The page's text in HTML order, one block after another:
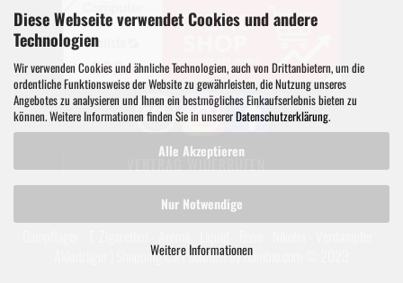
Diese Webseite verwendet Cookies und andere
Technologien
Wir verwenden Cookies und ähnliche Technologien, auch von Drittanbietern, um die
ordentliche Funktionsweise der Website zu gewährleisten, die Nutzung unseres
Angebotes zu analysieren und Ihnen ein bestmögliches Einkaufserlebnis bieten zu
können. Weitere Informationen finden Sie in unsererDatenschutzerklärung.
Alle Akzeptieren
Nur Notwendige
Weitere Informationen
VERTRAG WIDERRUFEN
Shopping Cart Solutionby Gambio.com © 2023